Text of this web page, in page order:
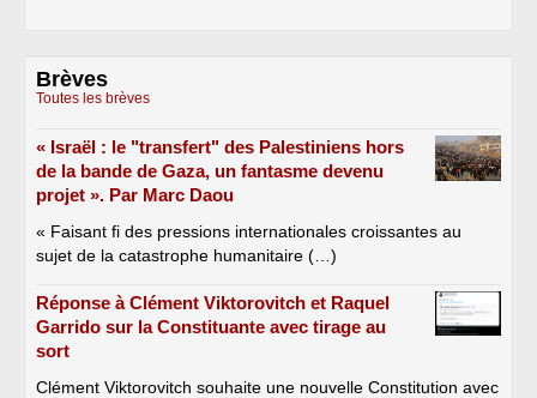
Brèves
Toutes les brèves
« Israël : le "transfert" des Palestiniens hors
de la bande de Gaza, un fantasme devenu
projet ». Par Marc Daou
« Faisant fi des pressions internationales croissantes au
sujet de la catastrophe humanitaire (…)
Réponse à Clément Viktorovitch et Raquel
Garrido sur la Constituante avec tirage au
sort
Clément Viktorovitch souhaite une nouvelle Constitution avec